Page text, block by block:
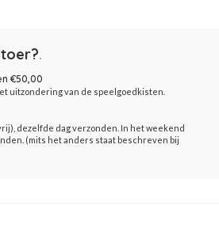
.
€50,00
uitzondering van de speelgoedkisten.
dezelfde dag verzonden. In het weekend
(mits het anders staat beschreven bij